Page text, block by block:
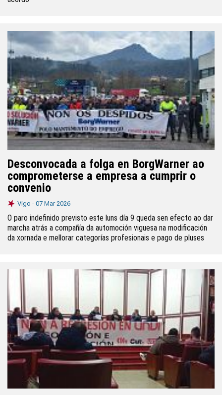
Desconvocada a folga en BorgWarner ao
comprometerse a empresa a cumprir o
convenio
Vigo - 07 Mar 2026
O paro indefinido previsto este luns día 9 queda sen efecto ao dar
marcha atrás a compañía da automoción viguesa na modificación
da xornada e mellorar categorías profesionais e pago de pluses